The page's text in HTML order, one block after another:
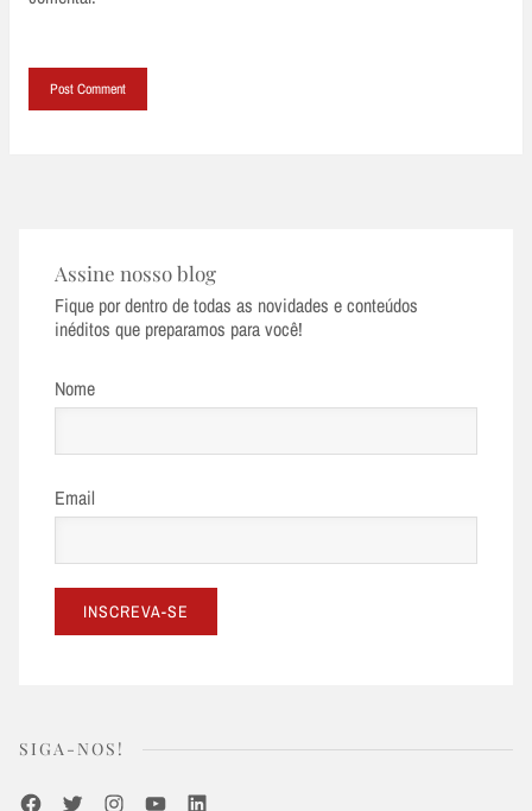
Assine nosso blog
Fique por dentro de todas as novidades e conteúdos
inéditos que preparamos para você!
Nome
Email
SIGA-NOS!
FacebookTwitterInstagramYoutubeLinkedIn